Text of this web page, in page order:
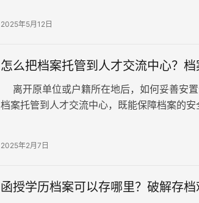
2025年5月12日
怎么把档案托管到人才交流中心？档
离开原单位或户籍所在地后，如何妥善安
档案托管到人才交流中心，既能保障档案的
2025年2月7日
函授学历档案可以存哪里？破解存档